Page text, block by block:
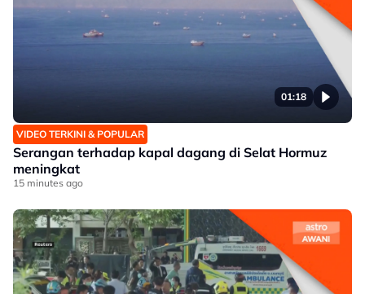
01:18
VIDEO TERKINI & POPULAR
Serangan terhadap kapal dagang di Selat Hormuz
meningkat
15 minutes ago